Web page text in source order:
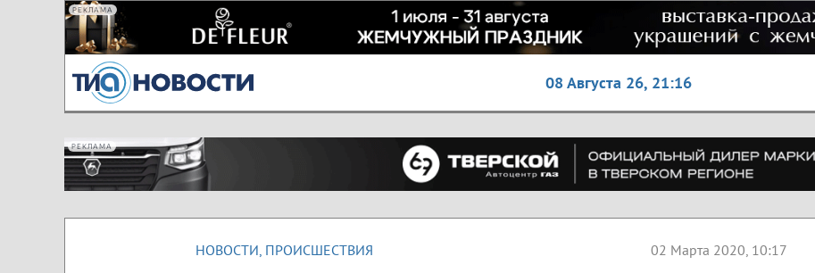
РЕКЛАМА
08 Августа 26, 21:16
РЕКЛАМА
НОВОСТИ, ПРОИСШЕСТВИЯ 02 Марта 2020, 10:17